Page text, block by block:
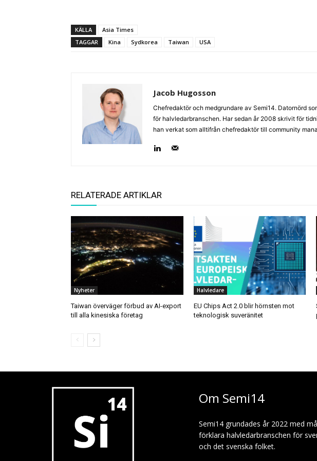
KÄLLA
Asia Times
TAGGAR
Kina Sydkorea Taiwan USA
Jacob Hugosson
Chefredaktör och medgrundare av Semi14. Datornörd
för halvledarbranschen. Har sedan år 2008 skrivit för
han verkat som alltifrån chefredaktör till community
RELATERADE ARTIKLAR
Nyheter
Taiwan överväger förbud av AI-export
till alla kinesiska företag
Halvledare
EU Chips Act 2.0 blir hörnsten mot
teknologisk suveränitet
Om Semi14
Semi14 grundades år 2022 med
förklara halvledarbranschen för
och det svenska folket.